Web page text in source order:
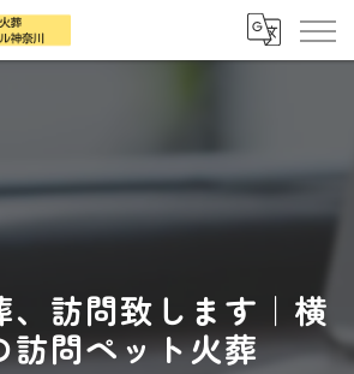
、訪問致します｜横
訪問ペット火葬